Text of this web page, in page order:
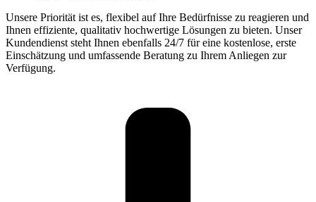
Unsere Priorität ist es, flexibel auf Ihre Bedürfnisse zu reagieren und
Ihnen effiziente, qualitativ hochwertige Lösungen zu bieten. Unser
Kundendienst steht Ihnen ebenfalls 24/7 für eine kostenlose, erste
Einschätzung und umfassende Beratung zu Ihrem Anliegen zur
Verfügung.